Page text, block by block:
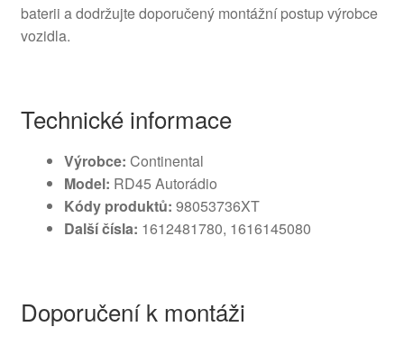
baterii a dodržujte doporučený montážní postup výrobce
vozidla.
Technické informace
Výrobce: Continental
Model: RD45 Autorádio
Kódy produktů: 98053736XT
Další čísla: 1612481780, 1616145080
Doporučení k montáži